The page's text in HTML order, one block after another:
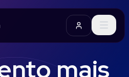
Login
mais